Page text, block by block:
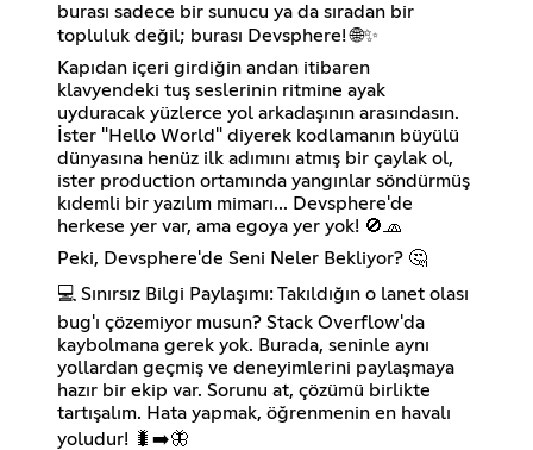
burası sadece bir sunucu ya da sıradan bir
topluluk değil; burası Devsphere! 🌐✨
Kapıdan içeri girdiğin andan itibaren
klavyendeki tuş seslerinin ritmine ayak
uyduracak yüzlerce yol arkadaşının arasındasın.
İster "Hello World" diyerek kodlamanın büyülü
dünyasına henüz ilk adımını atmış bir çaylak ol,
ister production ortamında yangınlar söndürmüş
kıdemli bir yazılım mimarı... Devsphere'de
herkese yer var, ama egoya yer yok! 🚫🧢
Peki, Devsphere'de Seni Neler Bekliyor? 🤔
💻 Sınırsız Bilgi Paylaşımı: Takıldığın o lanet olası
bug'ı çözemiyor musun? Stack Overflow'da
kaybolmana gerek yok. Burada, seninle aynı
yollardan geçmiş ve deneyimlerini paylaşmaya
hazır bir ekip var. Sorunu at, çözümü birlikte
tartışalım. Hata yapmak, öğrenmenin en havalı
yoludur! 🐛➡️🦋